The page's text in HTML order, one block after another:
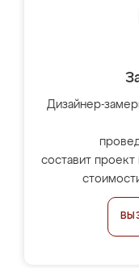
Дизайнер-
составит проект